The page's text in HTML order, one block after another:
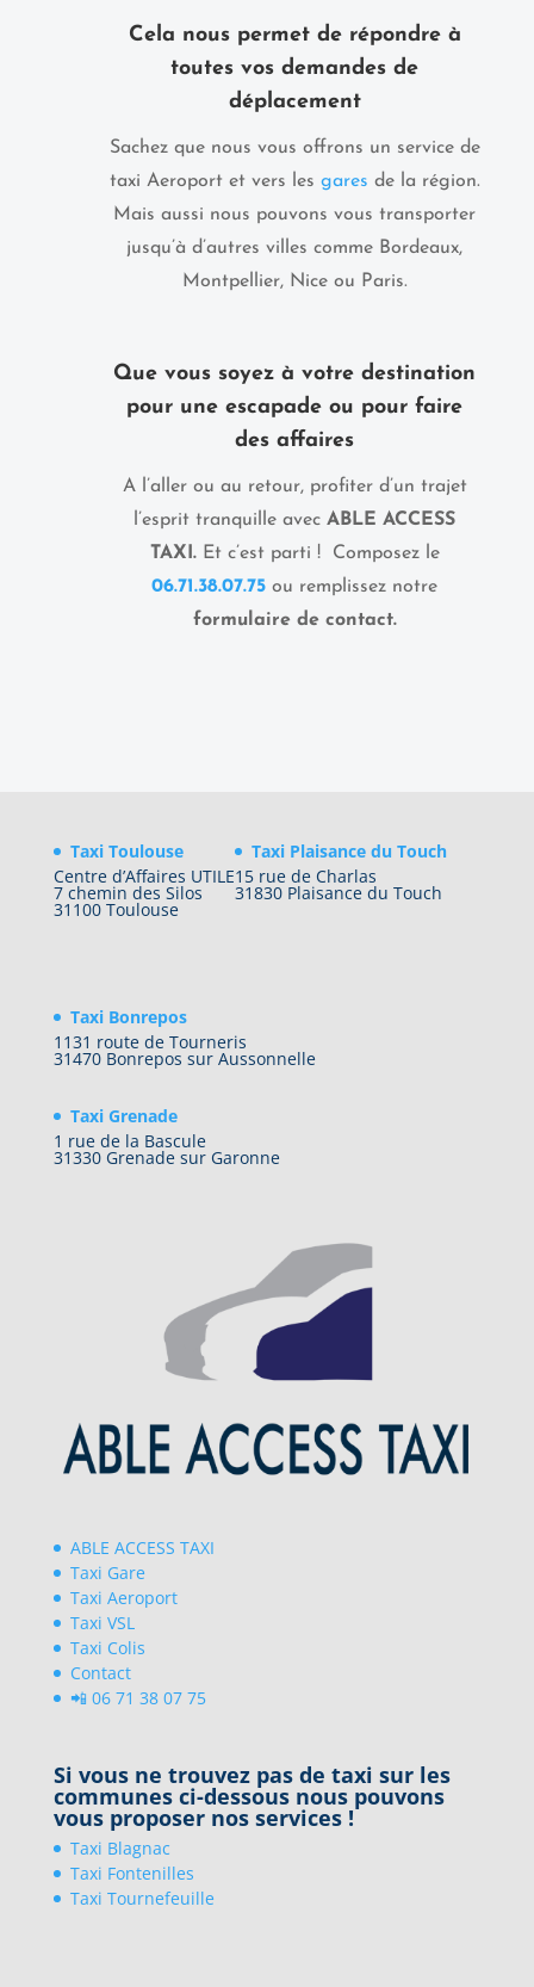
Cela nous permet de répondre à
toutes vos demandes de
déplacement
Sachez que nous vous offrons un service de
taxi Aeroport et vers les gares de la région.
Mais aussi nous pouvons vous transporter
jusqu’à d’autres villes comme Bordeaux,
Montpellier, Nice ou Paris.
Que vous soyez à votre destination
pour une escapade ou pour faire
des affaires
A l’aller ou au retour, profiter d’un trajet
l’esprit tranquille avecABLE ACCESS
TAXI. Et c’est parti ! Composez le
06.71.38.07.75ou remplissez notre
formulaire de contact.
Taxi Toulouse
Centre d’Affaires UTILE
7 chemin des Silos
31100 Toulouse
Taxi Plaisance du Touch
15 rue de Charlas
31830 Plaisance du Touch
Taxi Bonrepos
1131 route de Tourneris
31470 Bonrepos sur Aussonnelle
Taxi Grenade
1 rue de la Bascule
31330 Grenade sur Garonne
ABLE ACCESS TAXI
Taxi Gare
Taxi Aeroport
Taxi VSL
Taxi Colis
Contact
📲 06 71 38 07 75
Si vous ne trouvez pas de taxi sur les
communes ci-dessous nous pouvons
vous proposer nos services !
Taxi Blagnac
Taxi Fontenilles
Taxi Tournefeuille